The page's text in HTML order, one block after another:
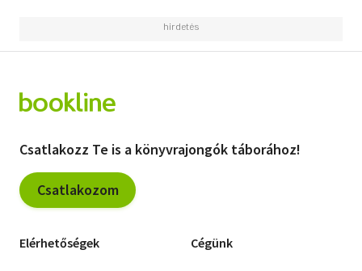
Csatlakozz Te is a könyvrajongók táborához!
Csatlakozom
Elérhetőségek Cégünk